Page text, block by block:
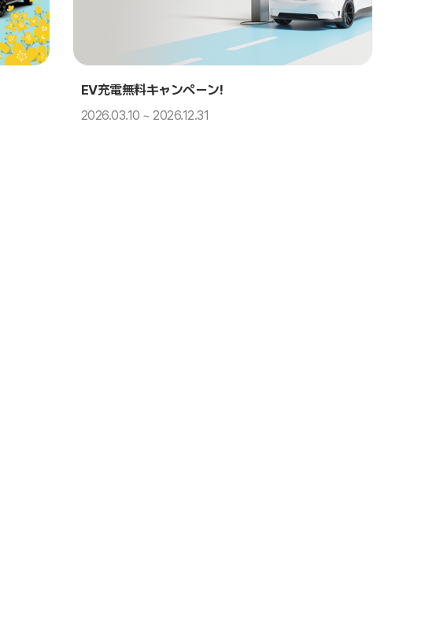
EV充電無料キャンペーン!
2026.03.10 ~ 2026.12.31